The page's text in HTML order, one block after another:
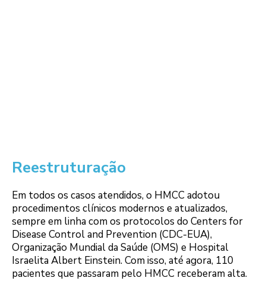
Reestruturação
Em todos os casos atendidos, o HMCC adotou
procedimentos clínicos modernos e atualizados,
sempre em linha com os protocolos do Centers for
Disease Control and Prevention (CDC-EUA),
Organização Mundial da Saúde (OMS) e Hospital
Israelita Albert Einstein. Com isso, até agora, 110
pacientes que passaram pelo HMCC receberam alta.